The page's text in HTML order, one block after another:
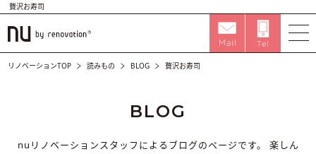
贅沢お寿司
リノベーションTOP 読みもの BLOG 贅沢お寿司
BLOG
nuリノベーションスタッフによるブログのページです。
楽しん